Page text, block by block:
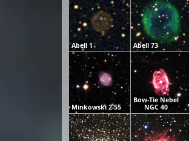
Abell 1 Abell 73
Minkowski 2-55
Bow-Tie Nebel
NGC 40